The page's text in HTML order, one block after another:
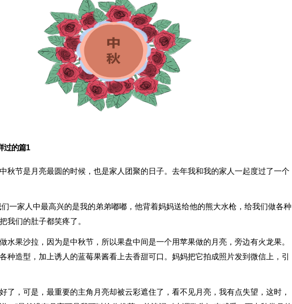
过的篇1
秋节是月亮最圆的时候，也是家人团聚的日子。去年我和我的家人一起度过了一个
一家人中最高兴的是我的弟弟嘟嘟，他背着妈妈送给他的熊大水枪，给我们做各种
我们的肚子都笑疼了。
水果沙拉，因为是中秋节，所以果盘中间是一个用苹果做的月亮，旁边有火龙果。
种造型，加上诱人的蓝莓果酱看上去香甜可口。妈妈把它拍成照片发到微信上，引
了，可是，最重要的主角月亮却被云彩遮住了，看不见月亮，我有点失望，这时，